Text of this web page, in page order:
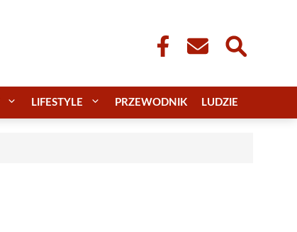
LIFESTYLE PRZEWODNIK LUDZIE